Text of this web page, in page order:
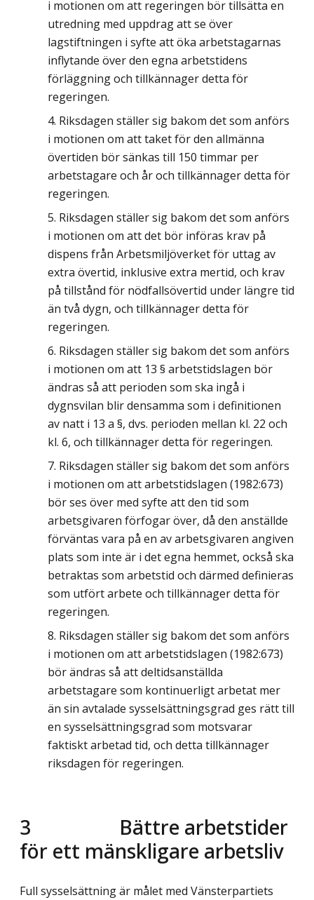
i motionen om att regeringen bör tillsätta en
utredning med uppdrag att se över
lagstiftningen i syfte att öka arbetstagarnas
inflytande över den egna arbetstidens
förläggning och tillkännager detta för
regeringen.
Riksdagen ställer sig bakom det som anförs
i motionen om att taket för den allmänna
övertiden bör sänkas till 150 timmar per
arbetstagare och år och tillkännager detta för
regeringen.
Riksdagen ställer sig bakom det som anförs
i motionen om att det bör införas krav på
dispens från Arbetsmiljöverket för uttag av
extra övertid, inklusive extra mertid, och krav
på tillstånd för nödfallsövertid under längre tid
än två dygn, och tillkännager detta för
regeringen.
Riksdagen ställer sig bakom det som anförs
i motionen om att 13 § arbetstidslagen bör
ändras så att perioden som ska ingå i
dygnsvilan blir densamma som i definitionen
av natt i 13 a §, dvs. perioden mellan kl. 22 och
kl. 6, och tillkännager detta för regeringen.
Riksdagen ställer sig bakom det som anförs
i motionen om att arbetstidslagen (1982:673)
bör ses över med syfte att den tid som
arbetsgivaren förfogar över, då den anställde
förväntas vara på en av arbetsgivaren angiven
plats som inte är i det egna hemmet, också ska
betraktas som arbetstid och därmed definieras
som utfört arbete och tillkännager detta för
regeringen.
Riksdagen ställer sig bakom det som anförs
i motionen om att arbetstidslagen (1982:673)
bör ändras så att deltidsanställda
arbetstagare som kontinuerligt arbetat mer
än sin avtalade sysselsättningsgrad ges rätt till
en sysselsättningsgrad som motsvarar
faktiskt arbetad tid, och detta tillkännager
riksdagen för regeringen.
3 Bättre arbetstider
för ett mänskligare arbetsliv
Full sysselsättning är målet med Vänsterpartiets